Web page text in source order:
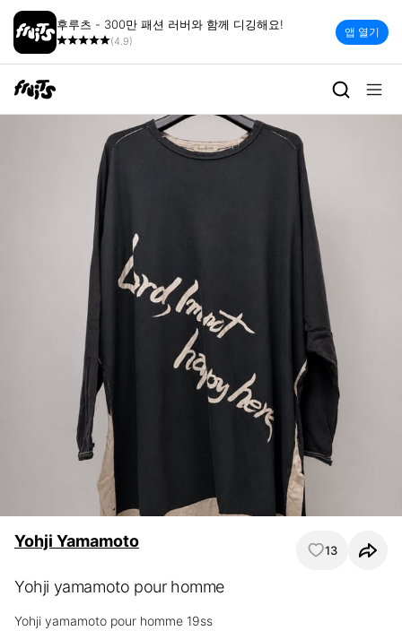
후루츠 - 300만 패션 러버와 함께 디깅해요!
(4.9)
앱 열기
Yohji Yamamoto 13
Yohji yamamoto pour homme
Yohji yamamoto pour homme 19ss